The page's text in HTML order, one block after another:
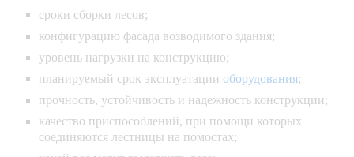
сроки сборки лесов;
конфигурацию фасада возводимого здания;
уровень нагрузки на конструкцию;
планируемый срок эксплуатации оборудования;
прочность, устойчивость и надежность конструкции;
качество приспособлений, при помощи которых
соединяются лестницы на помостах;